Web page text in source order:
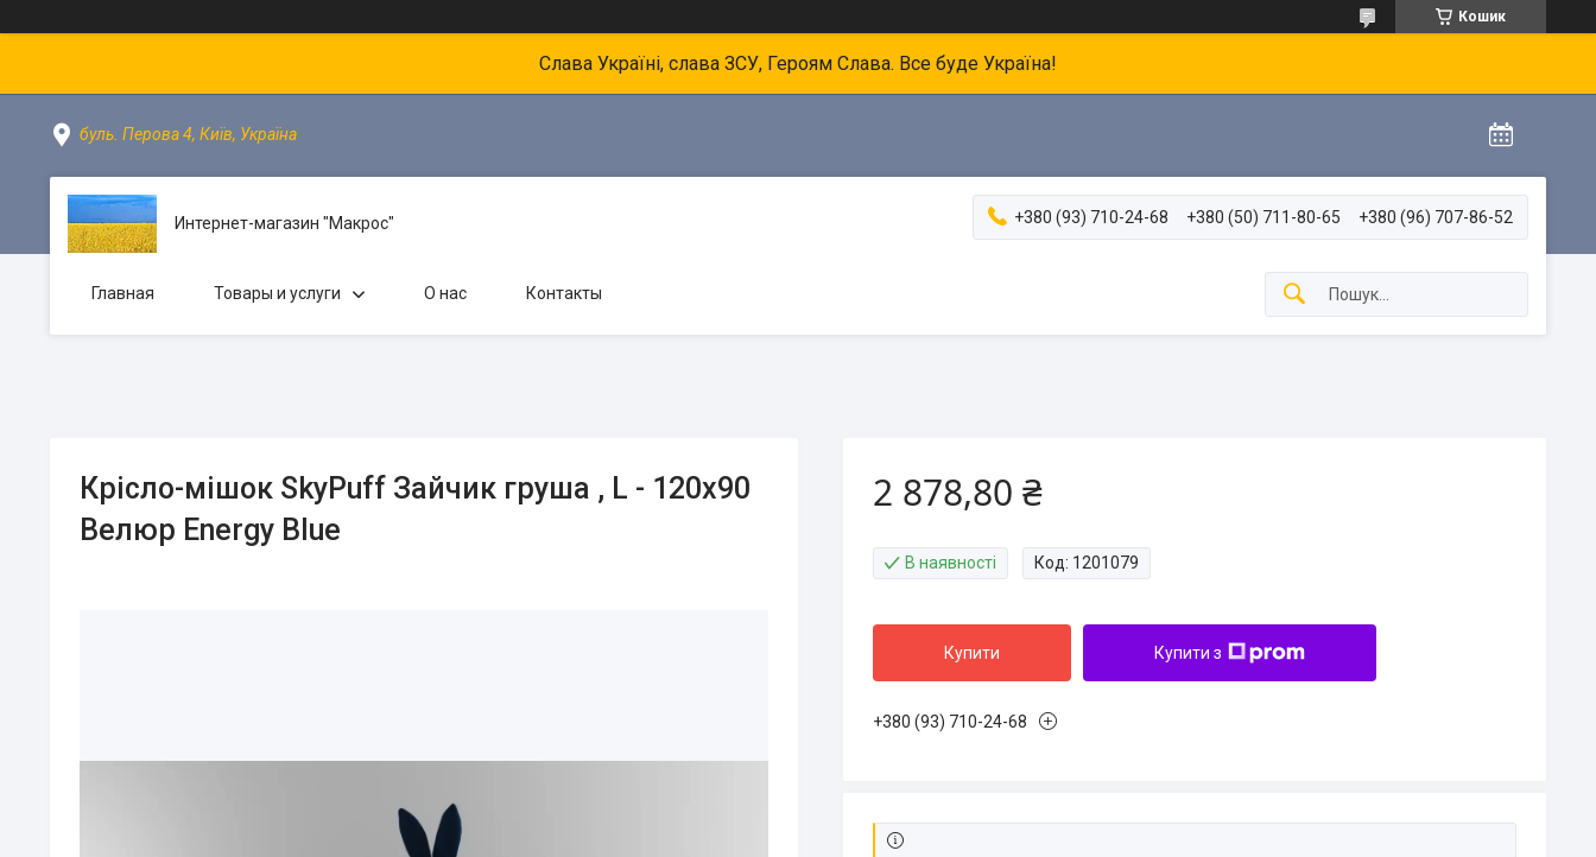
Кошик
Слава Україні, слава ЗСУ, Героям Слава. Все буде Україна!
буль. Перова 4, Київ, Україна
Интернет-магазин "Макрос" +380 (93) 710-24-68 +380 (50) 711-80-65 +380 (96) 707-86-52
Главная Товары и услуги О нас Контакты
Крісло-мішок SkyPuff Зайчик груша , L - 120х90
Велюр Energy Blue
2 878,80 ₴
В наявності Код: 1201079
Купити Купити з
+380 (93) 710-24-68